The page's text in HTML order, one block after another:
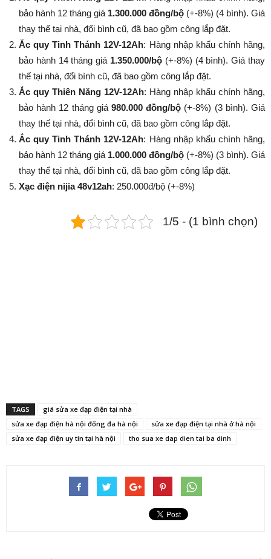
bảo hành 12 tháng giá 1.300.000 đồng/bộ (+-8%) (4 bình). Giá
thay thế tại nhà, đổi bình cũ, đã bao gồm công lắp đặt.
Ắc quy Tinh Thánh 12V-12Ah: Hàng nhập khẩu chính hãng,
bảo hành 14 tháng giá 1.350.000/bộ (+-8%​​​​​​​) (4 bình). Giá thay
thế tại nhà, đổi bình cũ, đã bao gồm công lắp đặt.
Ắc quy Thiên Năng 12V-12Ah: Hàng nhập khẩu chính hãng,
bảo hành 12 tháng giá 980.000 đồng/bộ (+-8%​​​​​​​) (3 bình). Giá
thay thế tại nhà, đổi bình cũ, đã bao gồm công lắp đặt.
Ắc quy Tinh Thánh 12V-12Ah: Hàng nhập khẩu chính hãng,
bảo hành 12 tháng giá 1.000.000 đồng/bộ (+-8%​​​​​​​) (3 bình). Giá
thay thế tại nhà, đổi bình cũ, đã bao gồm công lắp đặt.
Xạc điện nijia 48v12ah: 250.000đ/bộ (+-8%​​​​​​​)
1/5 - (1 bình chọn)
TAGS
giá sửa xe đạp điện tại nhà
sửa xe đạp điện hà nội đống đa hà nội
sửa xe đạp điện tại nhà ở hà nội
sửa xe đạp điện uy tín tại hà nội
tho sua xe dap dien tai ba dinh